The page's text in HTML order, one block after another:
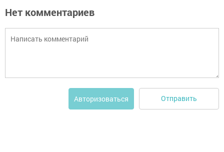
Нет комментариев
Авторизоваться Отправить